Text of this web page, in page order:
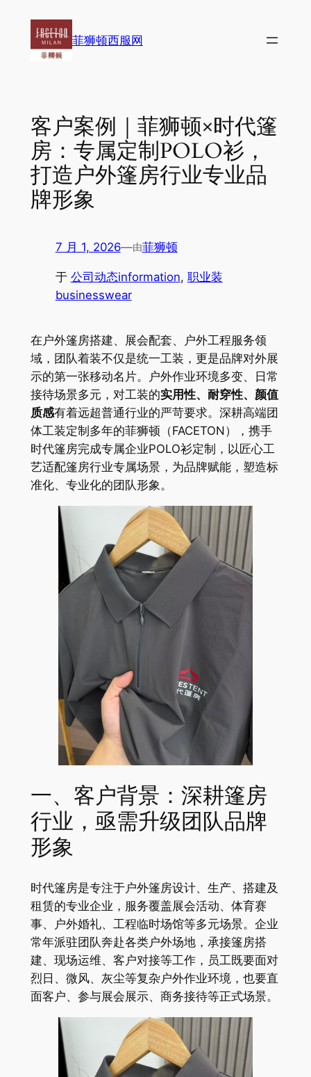
菲狮顿西服网
客户案例｜菲狮顿×时代篷
房：专属定制POLO衫，
打造户外篷房行业专业品
牌形象
7 月 1, 2026—由菲狮顿
于 公司动态information, 职业装
businesswear
在户外篷房搭建、展会配套、户外工程服务领
域，团队着装不仅是统一工装，更是品牌对外展
示的第一张移动名片。户外作业环境多变、日常
接待场景多元，对工装的实用性、耐穿性、颜值
质感有着远超普通行业的严苛要求。深耕高端团
体工装定制多年的菲狮顿（FACETON），携手
时代篷房完成专属企业POLO衫定制，以匠心工
艺适配篷房行业专属场景，为品牌赋能，塑造标
准化、专业化的团队形象。
一、客户背景：深耕篷房
行业，亟需升级团队品牌
形象
时代篷房是专注于户外篷房设计、生产、搭建及
租赁的专业企业，服务覆盖展会活动、体育赛
事、户外婚礼、工程临时场馆等多元场景。企业
常年派驻团队奔赴各类户外场地，承接篷房搭
建、现场运维、客户对接等工作，员工既要面对
烈日、微风、灰尘等复杂户外作业环境，也要直
面客户、参与展会展示、商务接待等正式场景。